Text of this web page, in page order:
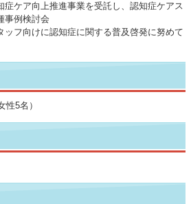
症ケア向上推進事業を受託し、認知症ケアス
事例検討会
ッフ向けに認知症に関する普及啓発に努めて
5名）